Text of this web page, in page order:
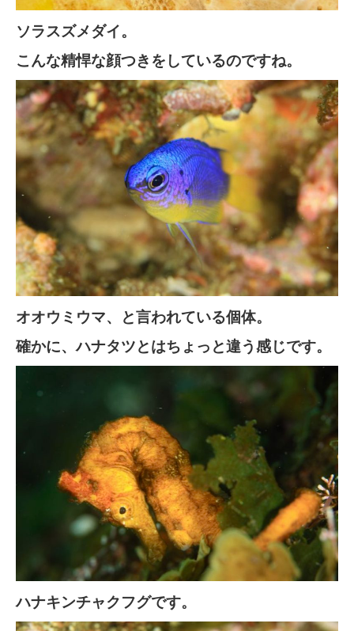
ソラスズメダイ。
こんな精悍な顔つきをしているのですね。
オオウミウマ、と言われている個体。
確かに、ハナタツとはちょっと違う感じです。
ハナキンチャクフグです。